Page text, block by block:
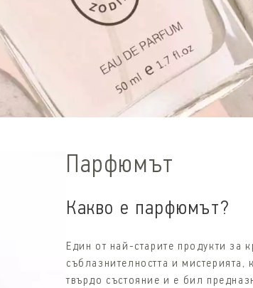
Парфюмът
Какво е парфюмът?
Един от най-старите продукти за
съблазнителността и
твърдо състояние и е бил